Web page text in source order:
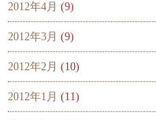
2012年4月 (9)
2012年3月 (9)
2012年2月 (10)
2012年1月 (11)